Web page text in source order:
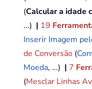
(Calcular a idade
...) | 19
Inserir Imagem
de Conversão (
Moeda, ...) | 7
(Mesclar Linhas